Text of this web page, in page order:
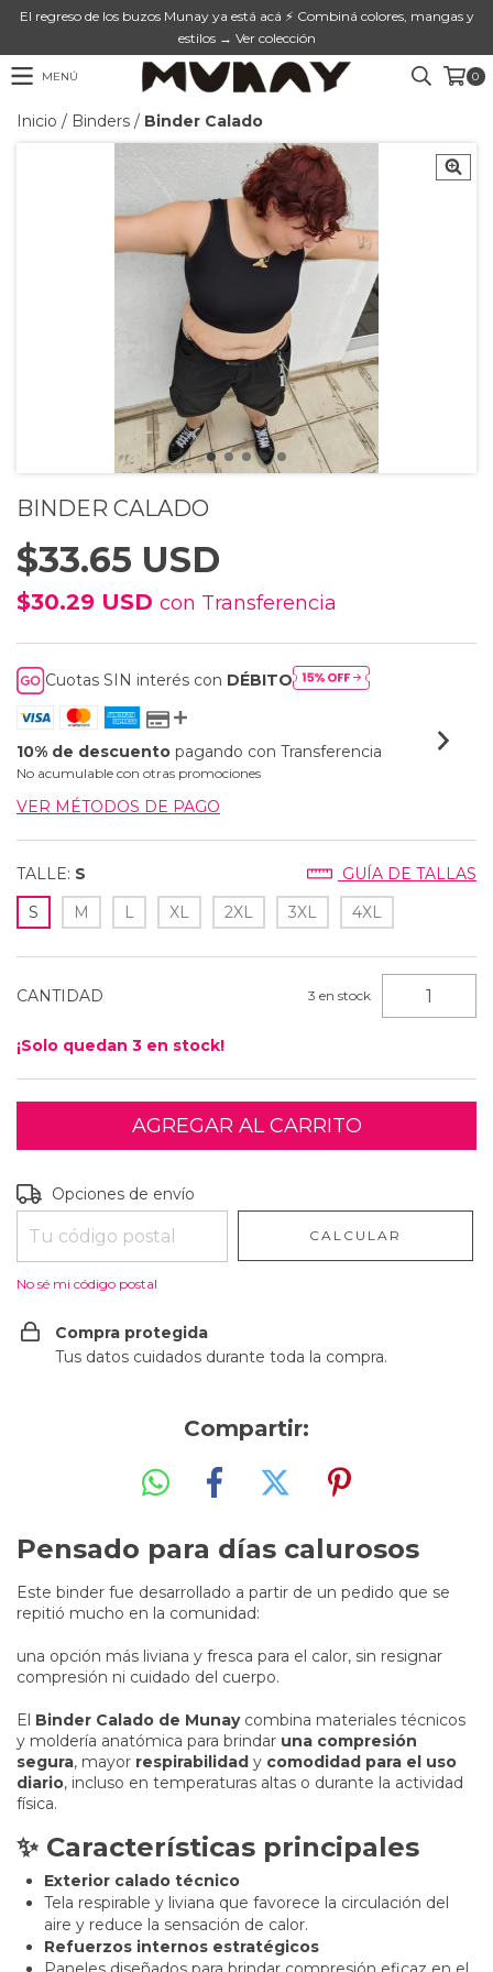
El regreso de los buzos Munay ya está acá ⚡ Combiná colores, mangas y
estilos → Ver colección
MENÚ 0
Inicio / Binders / Binder Calado
BINDER CALADO
$33.65 USD
$30.29 USD con Transferencia
Cuotas SIN interés con DÉBITO
10% de descuento pagando con Transferencia
No acumulable con otras promociones
VER MÉTODOS DE PAGO
TALLE: S
GUÍA DE TALLAS
S
M L XL 2XL 3XL 4XL
CANTIDAD 3 en stock
¡Solo quedan 3 en stock!
Entregas para el CP:
Opciones de envío
CALCULAR
No sé mi código postal
Compra protegida
Tus datos cuidados durante toda la compra.
Compartir:
Pensado para días calurosos
Este binder fue desarrollado a partir de un pedido que se
repitió mucho en la comunidad:
una opción más liviana y fresca para el calor, sin resignar
compresión ni cuidado del cuerpo.
El Binder Calado de Munaycombina materiales técnicos
y moldería anatómica para brindar una compresión
segura, mayor respirabilidad y comodidad para el uso
diario, incluso en temperaturas altas o durante la actividad
física.
✨ Características principales
Exterior calado técnico
Tela respirable y liviana que favorece la circulación del
aire y reduce la sensación de calor.
Refuerzos internos estratégicos